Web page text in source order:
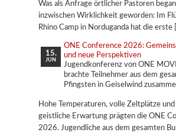
Was als Anfrage örtlicher Pastoren
inzwischen Wirklichkeit geworden: Im
Rhino Camp in Norduganda hat die erste
15.
JUN
ONE Conference 2026:
und neue Perspektiven
Jugendkonferenz von ONE
brachte Teilnehmer aus dem
Pfingsten in Geiselwind
Hohe Temperaturen, volle Zeltplätze
geistliche Erwartung prägten die ONE
2026. Jugendliche aus dem gesamten